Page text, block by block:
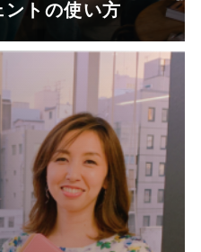
ントの使い方